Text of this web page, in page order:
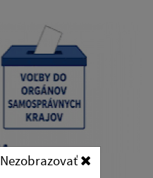
Nezobrazovať